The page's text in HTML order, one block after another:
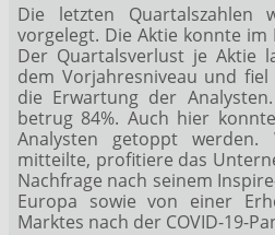
Die letzten Quartalszahlen
vorgelegt. Die Aktie konnte im
Der Quartalsverlust je Aktie
dem Vorjahresniveau und
die Erwartung der
betrug 84%. Auch hier
Analysten getoppt werden.
mitteilte, profitiere das
Nachfrage nach seinem
Europa sowie von einer
Marktes nach der COVID-19-